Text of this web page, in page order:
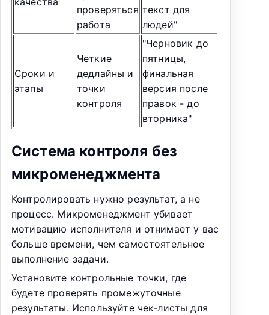
проверяться
работа
текст для
людей"
Сроки и
этапы
Четкие
дедлайны и
точки
контроля
"Черновик до
пятницы,
финальная
версия после
правок - до
вторника"
Система контроля без
микроменеджмента
Контролировать нужно результат, а не
процесс. Микроменеджмент убивает
мотивацию исполнителя и отнимает у вас
больше времени, чем самостоятельное
выполнение задачи.
Установите контрольные точки, где
будете проверять промежуточные
результаты. Используйте чек-листы для